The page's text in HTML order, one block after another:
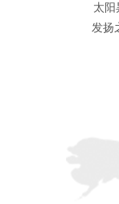
太阳
发扬